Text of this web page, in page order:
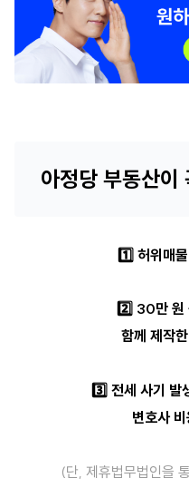
아정당 부동산이
1️⃣허위매
2️⃣ 30만 원
함께 제작
3️⃣전세 사기 발
변호사
(단, 제휴법무법인을